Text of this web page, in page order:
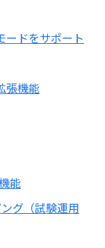
ードをサポート
張機能
能
グ（試験運用